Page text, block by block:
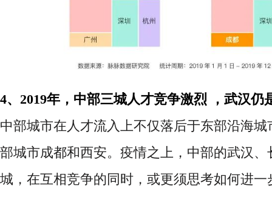
4、2019年，中部三城人才竞争激烈 ，武汉仍
中部城市在人才流入上不仅落后于东部沿海
部城市成都和西安。疫情之上，中部的武汉、
城，在互相竞争的同时，或更须思考如何进一